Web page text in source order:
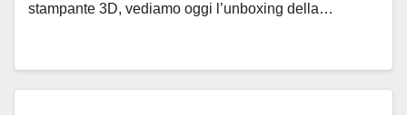
stampante 3D, vediamo oggi l’unboxing della…